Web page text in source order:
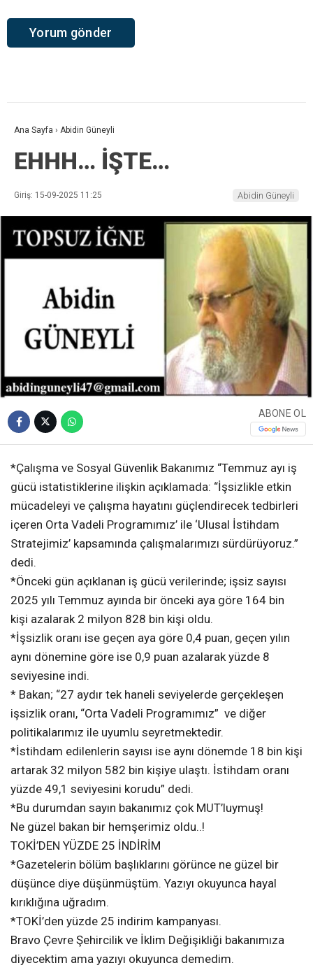
Ana Sayfa › Abidin Güneyli
EHHH… İŞTE…
Giriş: 15-09-2025 11:25 Abidin Güneyli
ABONE OL
*Çalışma ve Sosyal Güvenlik Bakanımız “Temmuz ayı iş
gücü istatistiklerine ilişkin açıklamada: “İşsizlikle etkin
mücadeleyi ve çalışma hayatını güçlendirecek tedbirleri
içeren Orta Vadeli Programımız’ ile ‘Ulusal İstihdam
Stratejimiz’ kapsamında çalışmalarımızı sürdürüyoruz.”
dedi.
*Önceki gün açıklanan iş gücü verilerinde; işsiz sayısı
2025 yılı Temmuz ayında bir önceki aya göre 164 bin
kişi azalarak 2 milyon 828 bin kişi oldu.
*İşsizlik oranı ise geçen aya göre 0,4 puan, geçen yılın
aynı dönemine göre ise 0,9 puan azalarak yüzde 8
seviyesine indi.
* Bakan; “27 aydır tek haneli seviyelerde gerçekleşen
işsizlik oranı, “Orta Vadeli Programımız” ve diğer
politikalarımız ile uyumlu seyretmektedir.
*İstihdam edilenlerin sayısı ise aynı dönemde 18 bin kişi
artarak 32 milyon 582 bin kişiye ulaştı. İstihdam oranı
yüzde 49,1 seviyesini korudu” dedi.
*Bu durumdan sayın bakanımız çok MUT’luymuş!
Ne güzel bakan bir hemşerimiz oldu..!
TOKİ’DEN YÜZDE 25 İNDİRİM
*Gazetelerin bölüm başlıklarını görünce ne güzel bir
düşünce diye düşünmüştüm. Yazıyı okuyunca hayal
kırıklığına uğradım.
*TOKİ’den yüzde 25 indirim kampanyası.
Bravo Çevre Şehircilik ve İklim Değişikliği bakanımıza
diyecektim ama yazıyı okuyunca demedim.